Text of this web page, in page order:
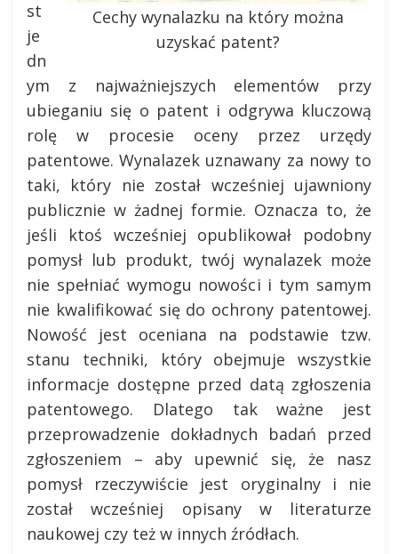
Cechy wynalazku na który można
uzyskać patent?
st
je
dn
ym z najważniejszych elementów przy
ubieganiu się o patent i odgrywa kluczową
rolę w procesie oceny przez urzędy
patentowe. Wynalazek uznawany za nowy to
taki, który nie został wcześniej ujawniony
publicznie w żadnej formie. Oznacza to, że
jeśli ktoś wcześniej opublikował podobny
pomysł lub produkt, twój wynalazek może
nie spełniać wymogu nowości i tym samym
nie kwalifikować się do ochrony patentowej.
Nowość jest oceniana na podstawie tzw.
stanu techniki, który obejmuje wszystkie
informacje dostępne przed datą zgłoszenia
patentowego. Dlatego tak ważne jest
przeprowadzenie dokładnych badań przed
zgłoszeniem – aby upewnić się, że nasz
pomysł rzeczywiście jest oryginalny i nie
został wcześniej opisany w literaturze
naukowej czy też w innych źródłach.